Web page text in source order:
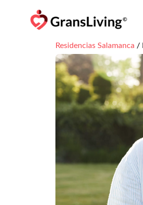
Residencias Salamanca /